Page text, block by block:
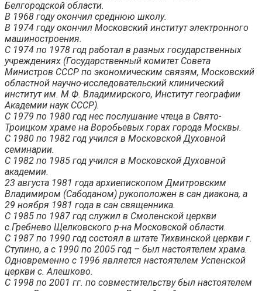
Белгородской области.
В 1968 году окончил среднюю школу.
В 1974 году окончил Московский институт электронного
машиностроения.
С 1974 по 1978 год работал в разных государственных
учреждениях (Государственный комитет Совета
Министров СССР по экономическим связям, Московский
областной научно-исследовательский клинический
институт им. М.Ф. Владимирского, Институт географии
Академии наук СССР).
С 1979 по 1980 год нес послушание чтеца в Свято-
Троицком храме на Воробьевых горах города Москвы.
С 1980 по 1982 год учился в Московской Духовной
семинарии.
С 1982 по 1985 год учился в Московской Духовной
академии.
23 августа 1981 года архиепископом Дмитровским
Владимиром (Сабоданом) рукоположен в сан диакона, а
29 ноября 1981 года в сан священника.
С 1985 по 1987 год служил в Смоленской церкви
с.Гребнево Щелковского р-на Московской области.
С 1987 по 1990 год состоял в штате Тихвинской церкви г.
Ступино, а с 1990 по 2005 год – был настоятелем храма.
Одновременно с 1996 является настоятелем Успенской
церкви с. Алешково.
С 1998 по 2001 гг. по совместительству был настоятелем